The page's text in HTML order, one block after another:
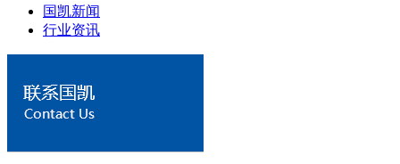
国凯新闻
行业资讯